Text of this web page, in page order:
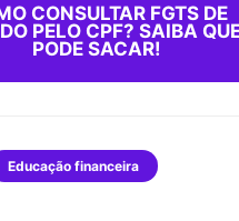
CONSULTAR FGTS DE
PELO CPF? SAIBA
PODE SACAR!
Educação financeira